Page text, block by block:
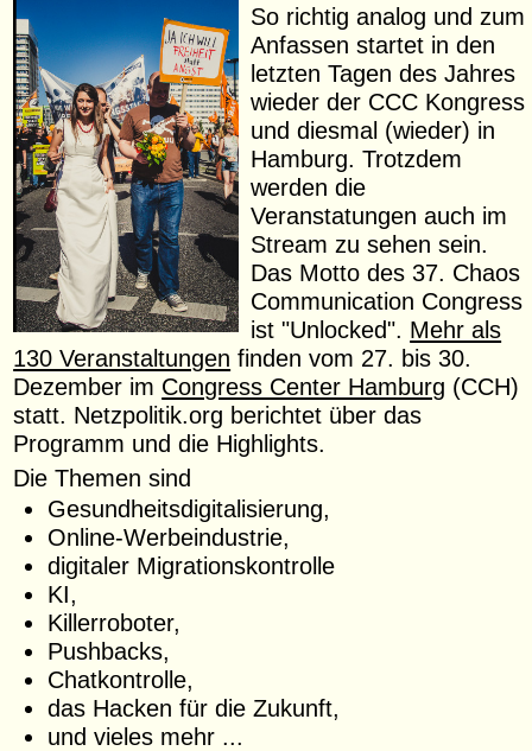
So richtig analog und zum
Anfassen startet in den
letzten Tagen des Jahres
wieder der CCC Kongress
und diesmal (wieder) in
Hamburg. Trotzdem
werden die
Veranstatungen auch im
Stream zu sehen sein.
Das Motto des 37. Chaos
Communication Congress
ist "Unlocked". Mehr als
130 Veranstaltungen finden vom 27. bis 30.
Dezember im Congress Center Hamburg (CCH)
statt. Netzpolitik.org berichtet über das
Programm und die Highlights.
Die Themen sind
Gesundheitsdigitalisierung,
Online-Werbeindustrie,
digitaler Migrationskontrolle
KI,
Killerroboter,
Pushbacks,
Chatkontrolle,
das Hacken für die Zukunft,
und vieles mehr ...